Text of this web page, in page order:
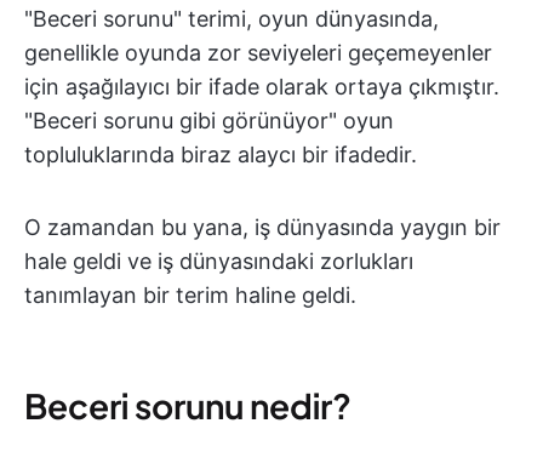
"Beceri sorunu" terimi, oyun dünyasında,
genellikle oyunda zor seviyeleri geçemeyenler
için aşağılayıcı bir ifade olarak ortaya çıkmıştır.
"Beceri sorunu gibi görünüyor" oyun
topluluklarında biraz alaycı bir ifadedir.
O zamandan bu yana, iş dünyasında yaygın bir
hale geldi ve iş dünyasındaki zorlukları
tanımlayan bir terim haline geldi.
Beceri sorunu nedir?